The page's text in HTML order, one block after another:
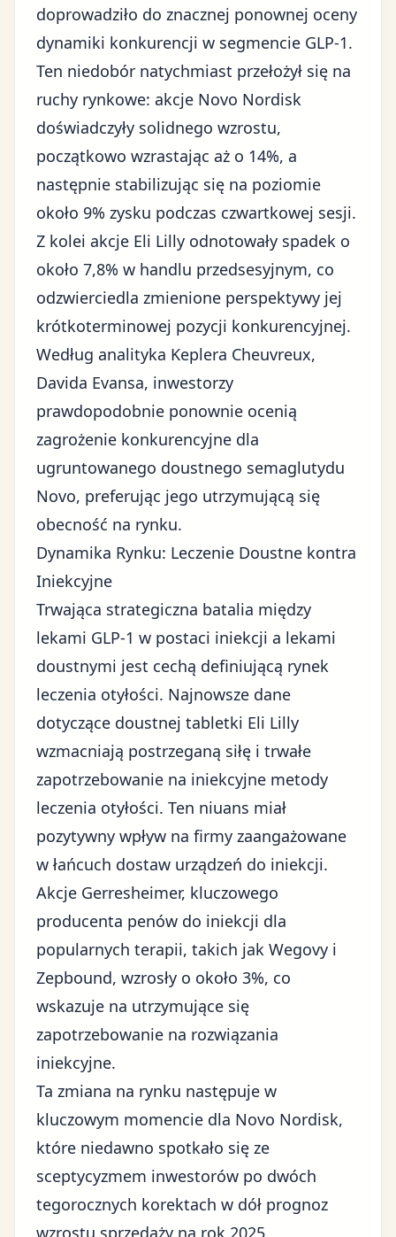
doprowadziło do znacznej ponownej oceny
dynamiki konkurencji w segmencie GLP-1.
Ten niedobór natychmiast przełożył się na
ruchy rynkowe: akcje Novo Nordisk
doświadczyły solidnego wzrostu,
początkowo wzrastając aż o 14%, a
następnie stabilizując się na poziomie
około 9% zysku podczas czwartkowej sesji.
Z kolei akcje Eli Lilly odnotowały spadek o
około 7,8% w handlu przedsesyjnym, co
odzwierciedla zmienione perspektywy jej
krótkoterminowej pozycji konkurencyjnej.
Według analityka Keplera Cheuvreux,
Davida Evansa, inwestorzy
prawdopodobnie ponownie ocenią
zagrożenie konkurencyjne dla
ugruntowanego doustnego semaglutydu
Novo, preferując jego utrzymującą się
obecność na rynku.
Dynamika Rynku: Leczenie Doustne kontra
Iniekcyjne
Trwająca strategiczna batalia między
lekami GLP-1 w postaci iniekcji a lekami
doustnymi jest cechą definiującą rynek
leczenia otyłości. Najnowsze dane
dotyczące doustnej tabletki Eli Lilly
wzmacniają postrzeganą siłę i trwałe
zapotrzebowanie na iniekcyjne metody
leczenia otyłości. Ten niuans miał
pozytywny wpływ na firmy zaangażowane
w łańcuch dostaw urządzeń do iniekcji.
Akcje Gerresheimer, kluczowego
producenta penów do iniekcji dla
popularnych terapii, takich jak Wegovy i
Zepbound, wzrosły o około 3%, co
wskazuje na utrzymujące się
zapotrzebowanie na rozwiązania
iniekcyjne.
Ta zmiana na rynku następuje w
kluczowym momencie dla Novo Nordisk,
które niedawno spotkało się ze
sceptycyzmem inwestorów po dwóch
tegorocznych korektach w dół prognoz
wzrostu sprzedaży na rok 2025.